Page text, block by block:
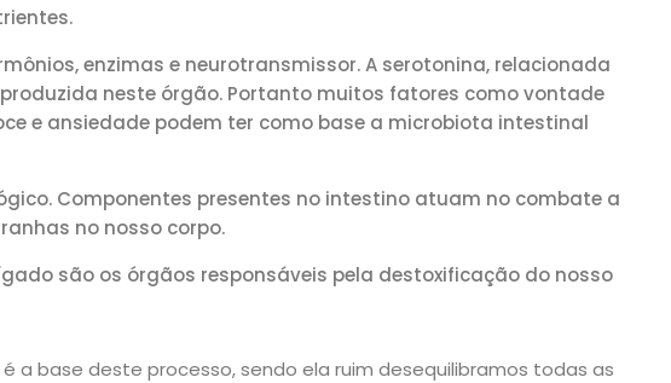
enzimas e neurotransmissor. A serotonina, relacionada
neste órgão. Portanto muitos fatores como vontade
e ansiedade podem ter como base a microbiota intestinal
Componentes presentes no intestino atuam no combate a
no nosso corpo.
são os órgãos responsáveis pela destoxificação do nosso
a base deste processo, sendo ela ruim desequilibramos todas as